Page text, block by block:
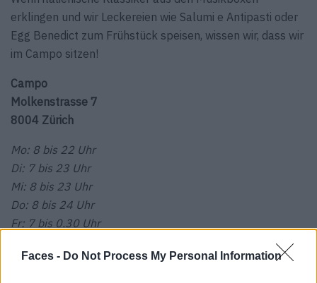
Faces - Do Not Process My Personal Information
erklingen und wir Leckereien wie Salumi e Antipasti oder
Egg Benedict zum Frühstück speisen, wissen wir, dass wir
im Campo sitzen!
Campo
Molkenstrasse 7
8004 Zürich
Mo: 8 bis 22 Uhr
Di: 7 bis 23 Uhr
Mi: 8 bis 23 Uhr
Do: 8 bis 24 Uhr
Fr: 7 bis 0.30 Uhr
So: 9 bis 19 Uhr